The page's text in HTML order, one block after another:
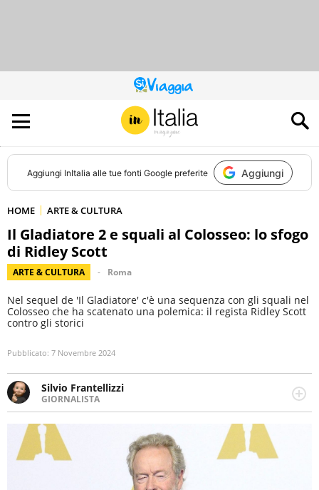
QUESTO
SITO
CONTRIBUISCE
ALL’AUDIENCE
DI
Aggiungi InItalia alle tue fonti Google preferite Aggiungi
HOME ARTE & CULTURA
Il Gladiatore 2 e squali al Colosseo: lo sfogo
di Ridley Scott
ARTE & CULTURA Roma
Nel sequel de 'Il Gladiatore' c'è una sequenza con gli squali nel
Colosseo che ha scatenato una polemica: il regista Ridley Scott
contro gli storici
Pubblicato: 7 Novembre 2024
Silvio Frantellizzi
GIORNALISTA
Giornalista pubblicista. Da oltre dieci anni si occupa di
informazione sul web, scrivendo di sport, attualità,
cronaca, motori, spettacolo e videogame.